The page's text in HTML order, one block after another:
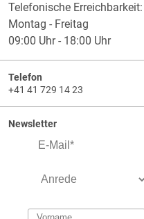
Telefonische Erreichbarkeit:
Montag - Freitag
09:00 Uhr - 18:00 Uhr
Telefon
+41 41 729 14 23
Newsletter